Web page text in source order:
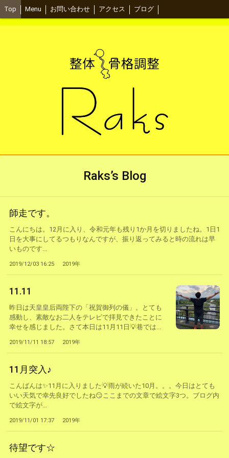
Top Menu お問い合わせ アクセス ブログ
Raks’s Blog
師走です。
こんにちは。12月に入り、令和元年も残り1か月を切りましたね。1日1
日を大事にしてるつもりなんですが、振り返ってみると時の流れは早
いものです...
2019/12/03 16:25 2019年
11.11
昨日は天皇皇后両陛下の「祝賀御列の儀」。とても
感動し、素敵なお二人をテレビで拝見できたことに
幸せを感じました。さて本日は11月11日💡巷では...
2019/11/11 18:57 2019年
11月突入♪
こんばんは✨11月に入りました💡雨が続いた10月。。。今日はとても
いい天気で幸先良好でしたね😏ここまでの文章で絵文字3つ。ブログ内
で絵文字が...
2019/11/01 17:37 2019年
待望です☆